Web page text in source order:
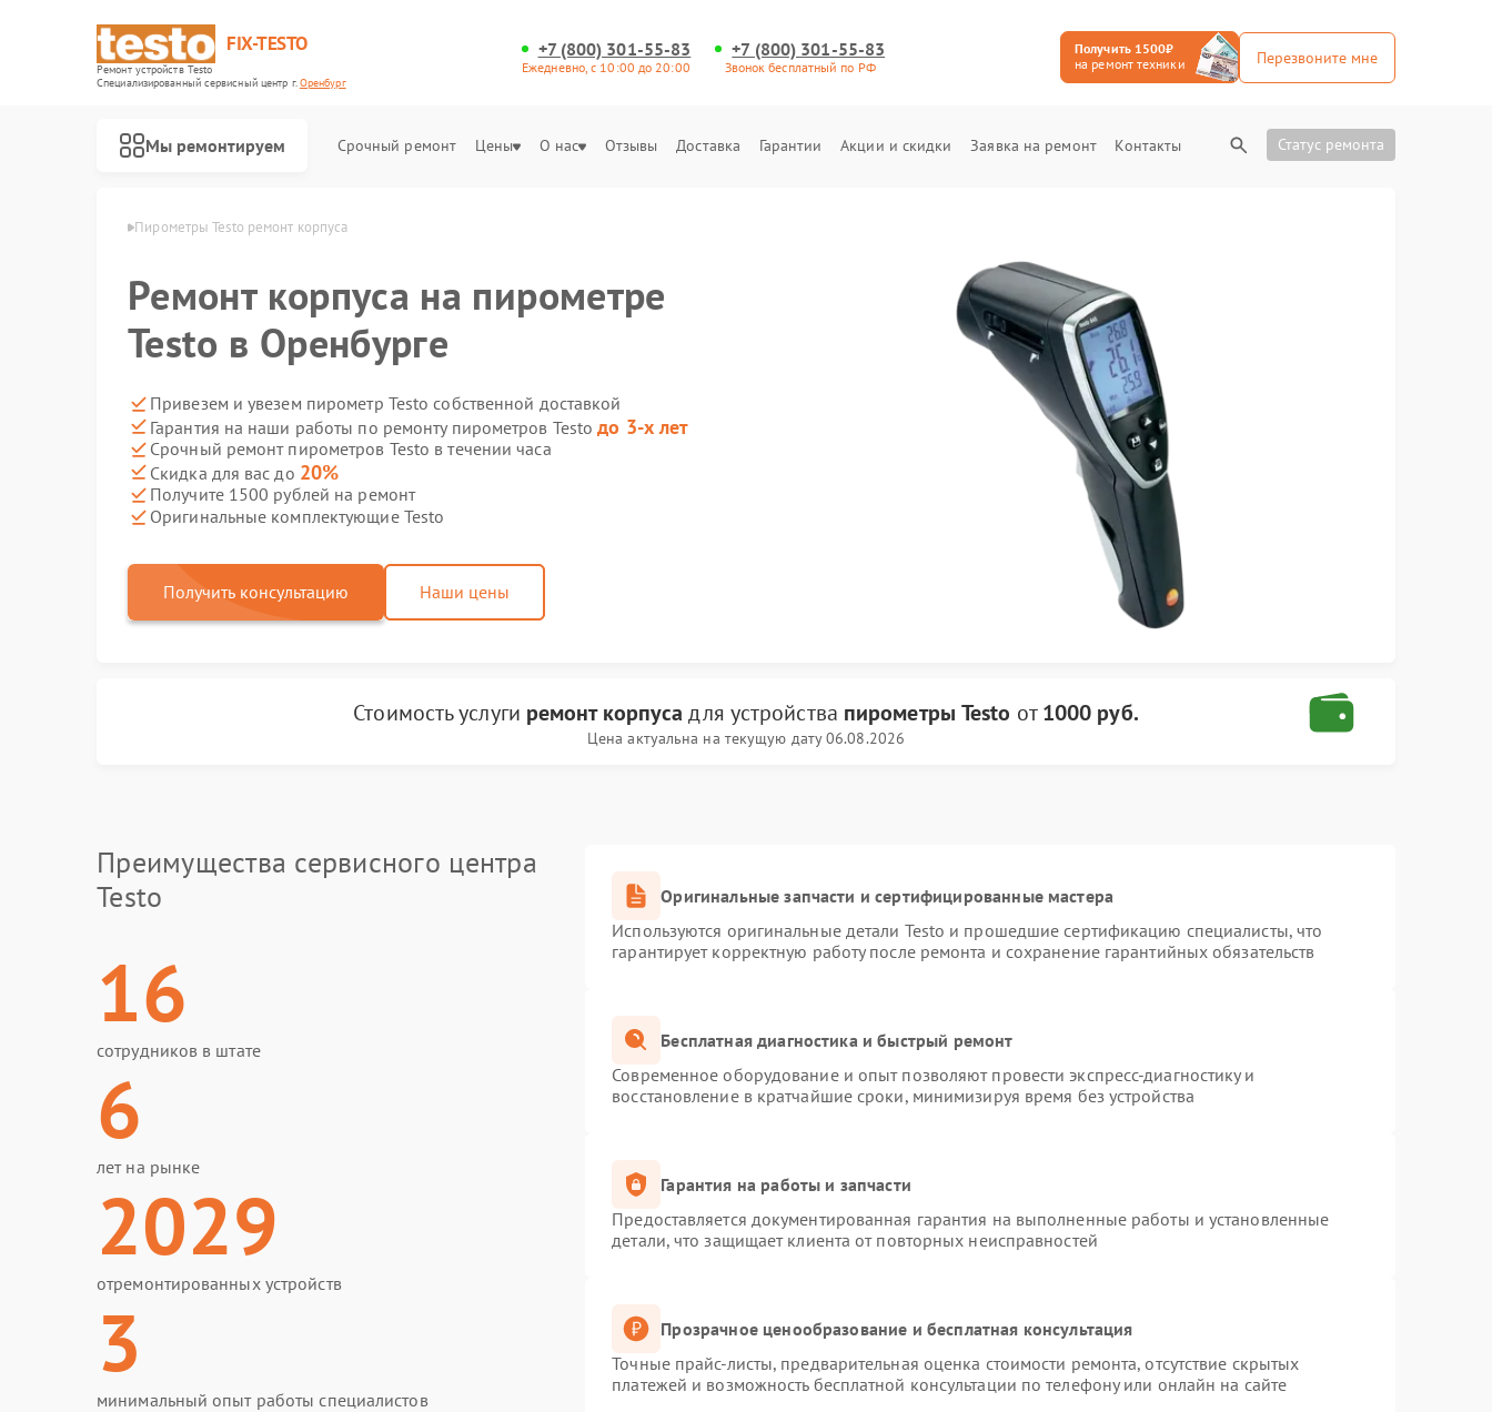
FIX-TESTO
Ремонт устройств Testo
Специализированный cервисный центр г.Оренбург
+7 (800) 301-55-83
Ежедневно, с 10:00 до 20:00
+7 (800) 301-55-83
Звонок бесплатный по РФ
Получить 1500₽
на ремонт техники
Перезвоните мне
Мы ремонтируем Срочный ремонт Цены О нас Отзывы Доставка Гарантии Акции и скидки Заявка на ремонт Контакты Статус ремонта
Testo в Оренбурге Пирометры Testo ремонт корпуса
Ремонт корпуса на пирометре
Testo в Оренбурге
Привезем и увезем пирометр Testo собственной доставкой
Гарантия на наши работы по ремонту пирометров Testoдо 3-х лет
Срочный ремонт пирометров Testo в течении часа
Скидка для вас до 20%
Получите 1500 рублей на ремонт
Оригинальные комплектующие Testo
Получить консультацию Наши цены
Стоимость услуги ремонт корпуса для устройства пирометры Testo от1000 руб.
Цена актуальна на текущую дату 06.08.2026
Преимущества сервисного центра
Testo
16
сотрудников в штате
6
лет на рынке
2029
отремонтированных устройств
3
минимальный опыт работы специалистов
Оригинальные запчасти и сертифицированные мастера
Используются оригинальные детали Testo и прошедшие сертификацию специалисты, что
гарантирует корректную работу после ремонта и сохранение гарантийных обязательств
Бесплатная диагностика и быстрый ремонт
Современное оборудование и опыт позволяют провести экспресс-диагностику и
восстановление в кратчайшие сроки, минимизируя время без устройства
Гарантия на работы и запчасти
Предоставляется документированная гарантия на выполненные работы и установленные
детали, что защищает клиента от повторных неисправностей
Прозрачное ценообразование и бесплатная консультация
Точные прайс-листы, предварительная оценка стоимости ремонта, отсутствие скрытых
платежей и возможность бесплатной консультации по телефону или онлайн на сайте